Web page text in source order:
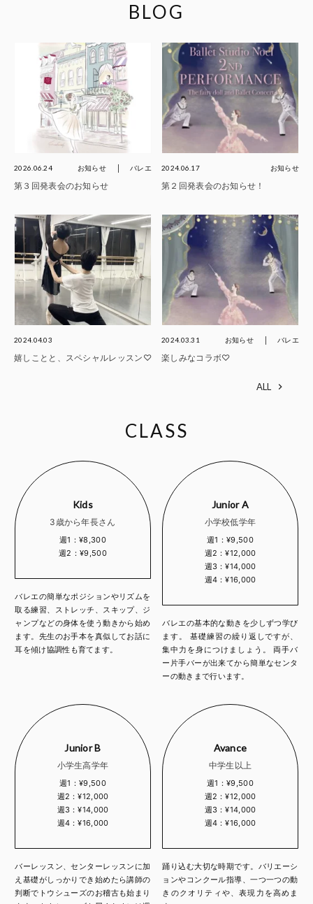
BLOG
2026.06.24 お知らせ バレエ
第３回発表会のお知らせ
2024.06.17 お知らせ
第２回発表会のお知らせ！
2024.04.03
嬉しことと、スペシャルレッスン♡
2024.03.31 お知らせ バレエ
楽しみなコラボ♡
ALL
CLASS
Kids
3歳から年長さん
週1：¥8,300
週2：¥9,500
バレエの簡単なポジションやリズムを
取る練習、ストレッチ、スキップ、ジ
ャンプなどの身体を使う動きから始め
ます。先生のお手本を真似してお話に
耳を傾け協調性も育てます。
Junior A
小学校低学年
週1：¥9,500
週2：¥12,000
週3：¥14,000
週4：¥16,000
バレエの基本的な動きを少しずつ学び
ます。 基礎練習の繰り返しですが、
集中力を身につけましょう。 両手バ
ー片手バーが出来てから簡単なセンタ
ーの動きまで行います。
Junior B
小学生高学年
週1：¥9,500
週2：¥12,000
週3：¥14,000
週4：¥16,000
バーレッスン、センターレッスンに加
え基礎がしっかりでき始めたら講師の
判断でトウシューズのお稽古も始まり
Avance
中学生以上
週1：¥9,500
週2：¥12,000
週3：¥14,000
週4：¥16,000
踊り込む大切な時期です。バリエーシ
ョンやコンクール指導、一つ一つの動
きのクオリティや、表現力を高めま